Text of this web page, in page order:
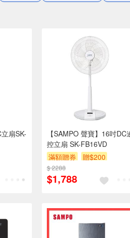
扇SK-
【SAMPO 聲寶】16吋DC
控立扇 SK-FB16VD
滿額贈券
贈$200
$ 2288
$1,788